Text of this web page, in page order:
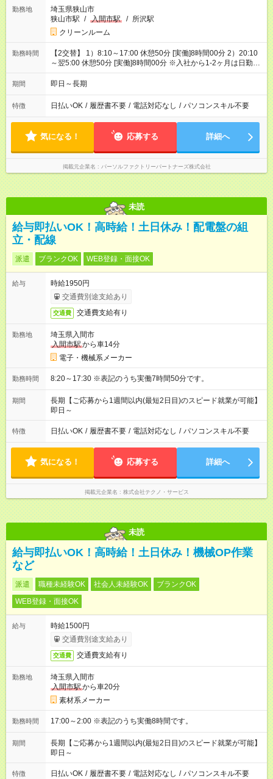
勤務地
埼玉県狭山市
狭山市駅 / 入間市駅 / 所沢駅
クリーンルーム
勤務時間
【2交替】 1）8:10～17:00 休憩50分 [実働]8時間00分 2）20:10
～翌5:00 休憩50分 [実働]8時間00分 ※入社から1-2ヶ月は日勤帯
の勤務
期間 即日～長期
特徴 日払いOK / 履歴書不要 / 電話対応なし / パソコンスキル不要
気になる！ 応募する 詳細へ
掲載元企業名 パーソルファクトリーパートナーズ株式会社
未読
給与即払いOK！高時給！土日休み！配電盤の組
立・配線
派遣 ブランクOK WEB登録・面接OK
給与
時給1950円
交通費別途支給あり
交通費 交通費支給有り
勤務地
埼玉県入間市
入間市駅から車14分
電子・機械系メーカー
勤務時間 8:20～17:30 ※表記のうち実働7時間50分です。
期間
長期【ご応募から1週間以内(最短2日目)のスピード就業が可能】
即日～
特徴 日払いOK / 履歴書不要 / 電話対応なし / パソコンスキル不要
気になる！ 応募する 詳細へ
掲載元企業名 株式会社テクノ・サービス
未読
給与即払いOK！高時給！土日休み！機械OP作業
など
派遣 職種未経験OK 社会人未経験OK
ブランクOK
WEB登録・面接OK
給与
時給1500円
交通費別途支給あり
交通費 交通費支給有り
勤務地
埼玉県入間市
入間市駅から車20分
素材系メーカー
勤務時間 17:00～2:00 ※表記のうち実働8時間です。
期間
長期【ご応募から1週間以内(最短2日目)のスピード就業が可能】
即日～
特徴 日払いOK / 履歴書不要 / 電話対応なし / パソコンスキル不要